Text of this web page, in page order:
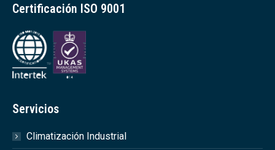
Certificación ISO 9001
Servicios
Climatización Industrial